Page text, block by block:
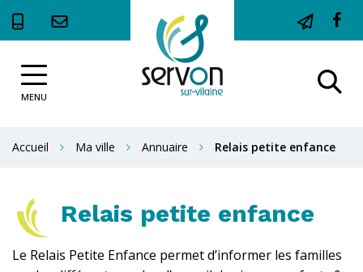
MENU
Site
officiel
de
Vilaine
Accueil Ma ville Annuaire Relais petite enfance
Relais petite enfance
Le Relais Petite Enfance permet d’informer les familles